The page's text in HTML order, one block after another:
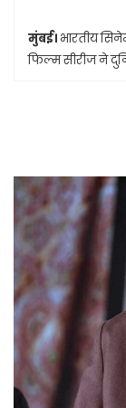
मुंबई। भारतीय
फिल्म सीरीज ने